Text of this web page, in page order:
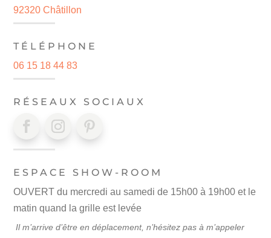
92320 Châtillon
TÉLÉPHONE
06 15 18 44 83
RÉSEAUX SOCIAUX
ESPACE SHOW-ROOM
OUVERT du mercredi au samedi de 15h00 à 19h00 et le
matin quand la grille est levée
Il m’arrive d’être en déplacement, n’hésitez pas à m’appeler